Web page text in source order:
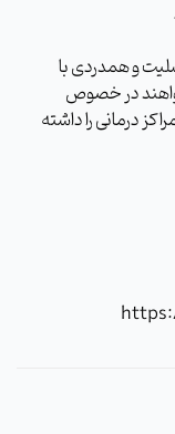
و همدردی با
در خصوص
درمانی را داشته